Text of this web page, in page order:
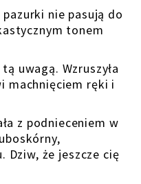
nie pasują do
tonem
uwagą. Wzruszyła
machnięciem ręki i
z podnieceniem w
Dziw, że jeszcze cię